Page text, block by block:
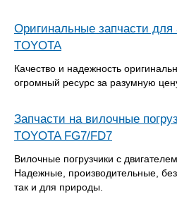
Оригинальные запчасти для
TOYOTA
Качество и надежность
огромный ресурс за разумную
Запчасти на вилочные
TOYOTA FG7/FD7
Вилочные погрузчики с
Надежные, производительные,
так и для природы.